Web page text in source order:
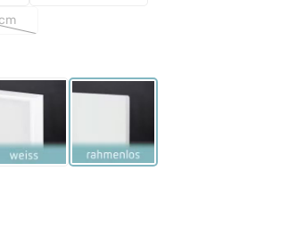
verfügbar.)
Option ist zurzeit nicht verfügbar.)
den gewünschten Wert ein